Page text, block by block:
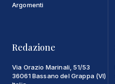
Argomenti
Redazione
Via Orazio Marinali, 51/53
36061 Bassano del Grappa (VI)